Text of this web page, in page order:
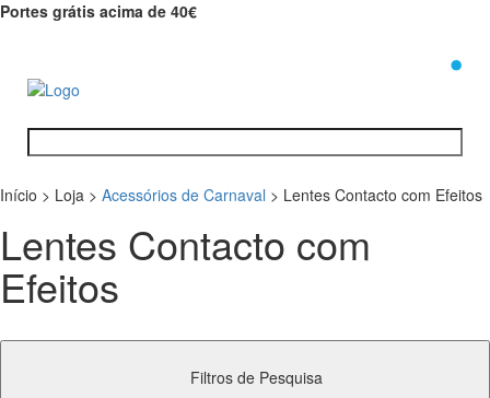
Portes grátis acima de 40€
Início > Loja > Acessórios de Carnaval > Lentes Contacto com Efeitos
Lentes Contacto com
Efeitos
Filtros de Pesquisa